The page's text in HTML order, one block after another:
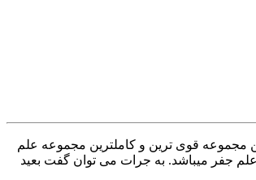
مجموعه قوی ترین و کاملترین مجموعه علم
جفر میباشد. به جرات می توان گفت بعید